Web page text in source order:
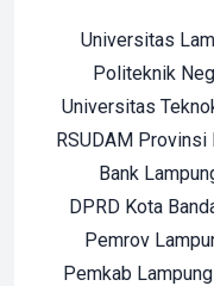
Universitas
Politeknik
Universitas
RSUDAM Provinsi
Bank
DPRD Kota
Pemrov
Pemkab